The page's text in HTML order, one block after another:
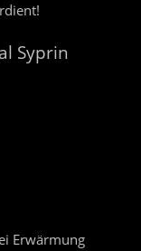
Syprin
Erwärmung